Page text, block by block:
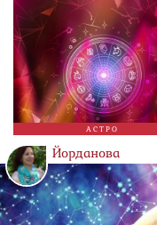
АСТРО
Йорданова